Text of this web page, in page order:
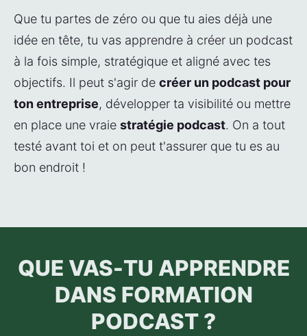
Que tu partes de zéro ou que tu aies déjà une
idée en tête, tu vas apprendre à créer un podcast
à la fois simple, stratégique et aligné avec tes
objectifs. Il peut s'agir de créer un podcast pour
ton entreprise, développer ta visibilité ou mettre
en place une vraie stratégie podcast. On a tout
testé avant toi et on peut t'assurer que tu es au
bon endroit !
QUE VAS-TU APPRENDRE
DANS FORMATION
PODCAST ?